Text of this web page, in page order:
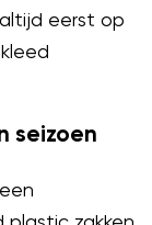
eerst op
seizoen